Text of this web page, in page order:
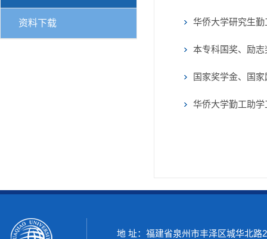
资料下载 华侨大学研究生
本专科国奖、励
国家奖学金、国
华侨大学勤工助
地 址：福建省泉州市丰泽区城华北